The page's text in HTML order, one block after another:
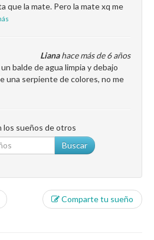
que la mate. Pero la mate xq me
Lianahace más de 6 años
balde de agua limpia y debajo
una serpiente de colores, no me
los sueños de otros
Buscar
Comparte tu sueño